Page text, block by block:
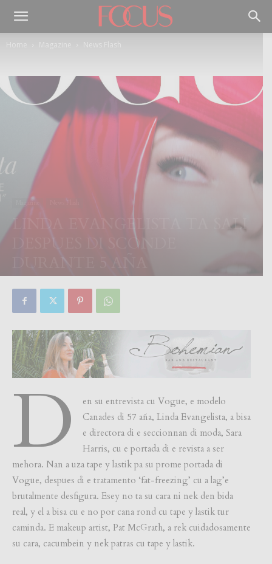
Home Magazine News Flash
Magazine News Flash
LINDA EVANGELISTA TA SALI
DESPUES DI SCONDE
DURANTE 5 AÑA
D
en su entrevista cu Vogue, e modelo
Canades di 57 aña, Linda Evangelista, a bisa
e directora di e seccionnan di moda, Sara
Harris, cu e portada di e revista a ser
mehora. Nan a uza tape y lastik pa su prome portada di
Vogue, despues di e tratamento ‘fat-freezing’ cu a lag’e
brutalmente desfigura. Esey no ta su cara ni nek den bida
real, y el a bisa cu e no por cana rond cu tape y lastik tur
caminda. E makeup artist, Pat McGrath, a rek cuidadosamente
su cara, cacumbein y nek patras cu tape y lastik.